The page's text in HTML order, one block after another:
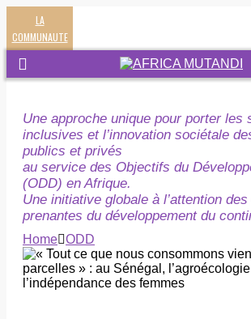
LA
COMMUNAUTE
Une approche unique pour porter les
inclusives et l’innovation sociétale
publics et privés
au service des Objectifs du
(ODD) en Afrique.
Une initiative globale à l’attention
prenantes du développement du
Home ODD